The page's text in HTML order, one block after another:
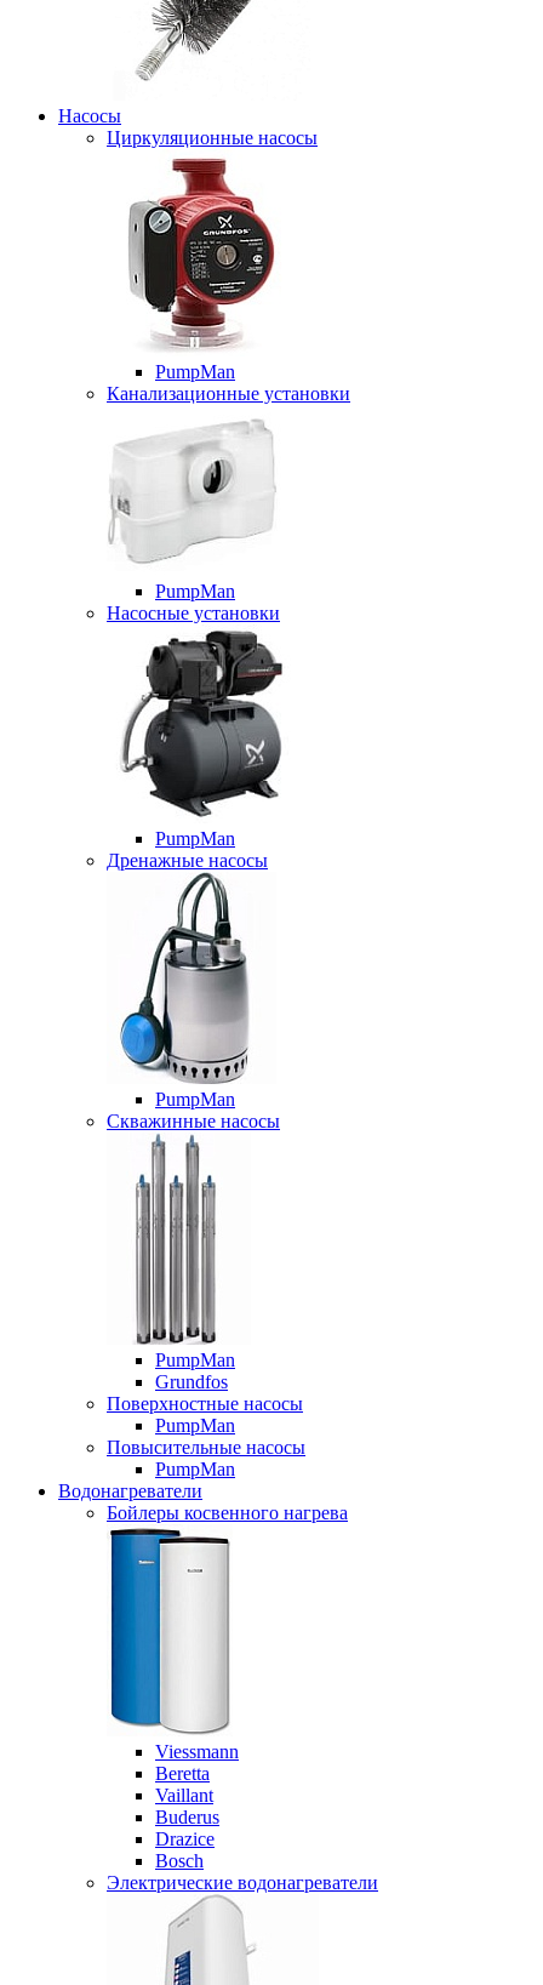
Насосы
Циркуляционные насосы
PumpMan
Канализационные установки
PumpMan
Насосные установки
PumpMan
Дренажные насосы
PumpMan
Скважинные насосы
PumpMan
Grundfos
Поверхностные насосы
PumpMan
Повысительные насосы
PumpMan
Водонагреватели
Бойлеры косвенного нагрева
Viessmann
Beretta
Vaillant
Buderus
Drazice
Bosch
Электрические водонагреватели